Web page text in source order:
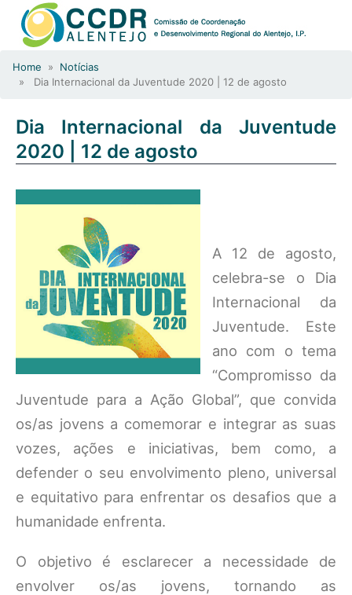
Home » Notícias
» Dia Internacional da Juventude 2020 | 12 de agosto
Dia Internacional da Juventude
2020 | 12 de agosto
A 12 de agosto,
celebra-se o Dia
Internacional da
Juventude. Este
ano com o tema
“Compromisso da
Juventude para a Ação Global”, que convida
os/as jovens a comemorar e integrar as suas
vozes, ações e iniciativas, bem como, a
defender o seu envolvimento pleno, universal
e equitativo para enfrentar os desafios que a
humanidade enfrenta.
O objetivo é esclarecer a necessidade de
envolver os/as jovens, tornando as